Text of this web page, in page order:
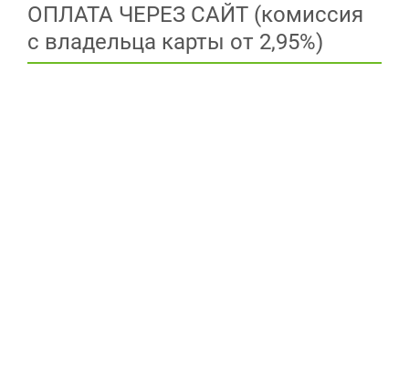
ОПЛАТА ЧЕРЕЗ САЙТ (комиссия
с владельца карты от 2,95%)